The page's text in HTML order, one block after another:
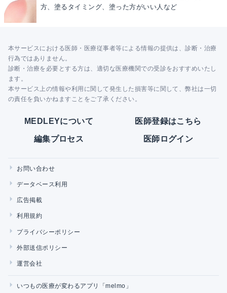
方、塗るタイミング、塗った方がいい人など
本サービスにおける医師・医療従事者等による情報の提供は、診断・治療
行為ではありません。
診断・治療を必要とする方は、適切な医療機関での受診をおすすめいたし
ます。
本サービス上の情報や利用に関して発生した損害等に関して、弊社は一切
の責任を負いかねますことをご了承ください。
MEDLEYについて 医師登録はこちら
編集プロセス 医師ログイン
お問い合わせ
データベース利用
広告掲載
利用規約
プライバシーポリシー
外部送信ポリシー
運営会社
いつもの医療が変わるアプリ「melmo」